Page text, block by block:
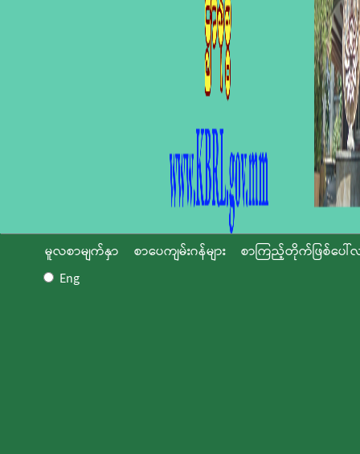
မူလစာမျက်နှာ စာပေကျမ်းဂန်များ
စာကြည့်တိုက်ဖြစ်ပေါ်
Eng